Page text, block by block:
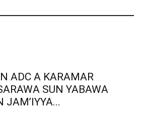
ADC A KARAMAR
SUN YABAWA
JAM’IYYA...